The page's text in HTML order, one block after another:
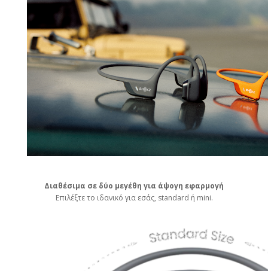
Διαθέσιμα σε δύο μεγέθη για άψογη εφαρμογή
Επιλέξτε το ιδανικό για εσάς, standard ή mini.